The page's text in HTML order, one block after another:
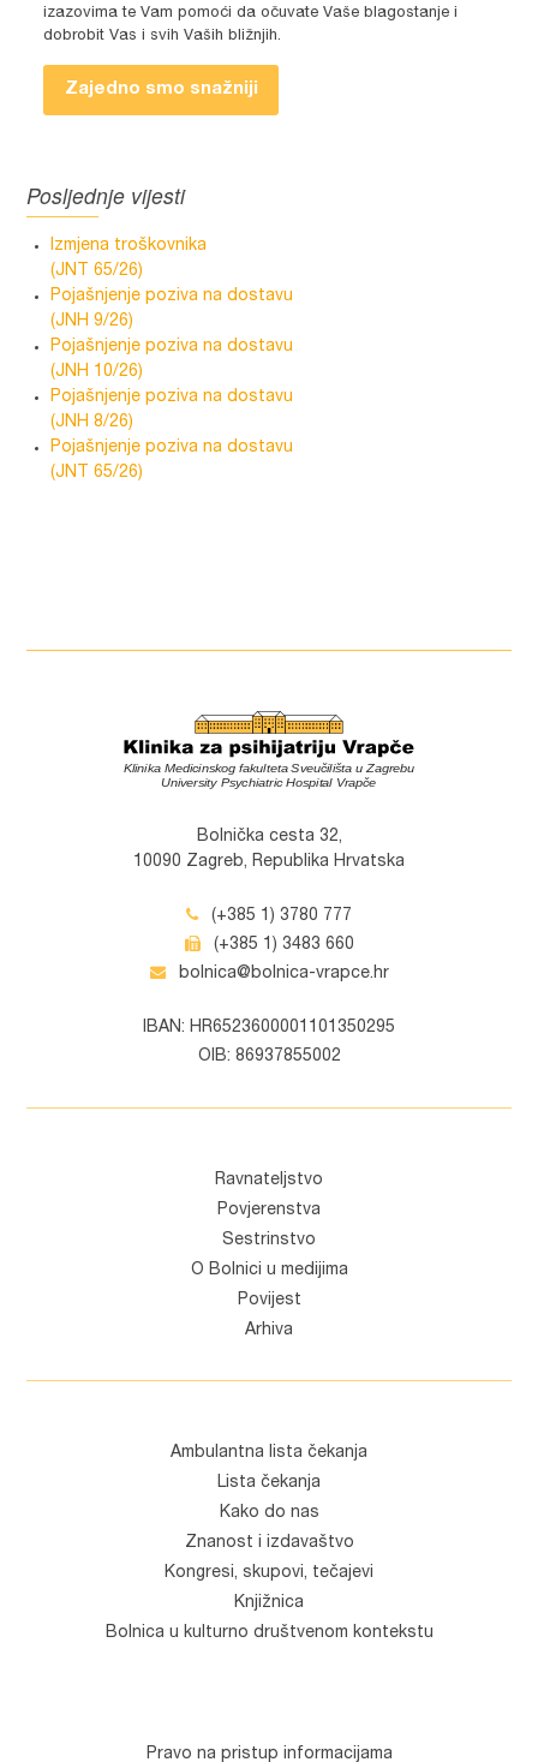
izazovima te Vam pomoći da očuvate Vaše blagostanje i
dobrobit Vas i svih Vaših bližnjih.
Zajedno smo snažniji
Posljednje vijesti
Izmjena troškovnika
(JNT 65/26)
Pojašnjenje poziva na dostavu
(JNH 9/26)
Pojašnjenje poziva na dostavu
(JNH 10/26)
Pojašnjenje poziva na dostavu
(JNH 8/26)
Pojašnjenje poziva na dostavu
(JNT 65/26)
Bolnička cesta 32,
10090 Zagreb, Republika Hrvatska
(+385 1) 3780 777
(+385 1) 3483 660
bolnica@bolnica-vrapce.hr
IBAN: HR6523600001101350295
OIB: 86937855002
Ravnateljstvo
Povjerenstva
Sestrinstvo
O Bolnici u medijima
Povijest
Arhiva
Ambulantna lista čekanja
Lista čekanja
Kako do nas
Znanost i izdavaštvo
Kongresi, skupovi, tečajevi
Knjižnica
Bolnica u kulturno društvenom kontekstu
Pravo na pristup informacijama